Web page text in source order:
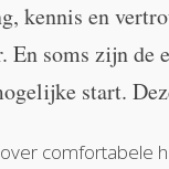
kennis en
soms zijn
start.
comfortabele